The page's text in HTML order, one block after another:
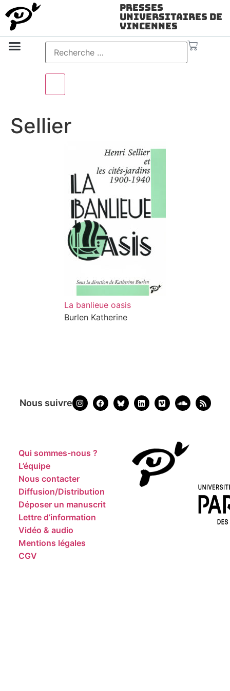
Presses
Universitaires de
Vincennes
Sellier
La banlieue oasis
Burlen Katherine
Nous suivre
Qui sommes-nous ?
L’équipe
Nous contacter
Diffusion/Distribution
Déposer un manuscrit
Lettre d’information
Vidéo & audio
Mentions légales
CGV